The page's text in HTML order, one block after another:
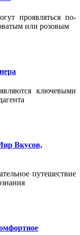
проявляться по-
или розовым
ключевыми
Вкусов,
путешествие